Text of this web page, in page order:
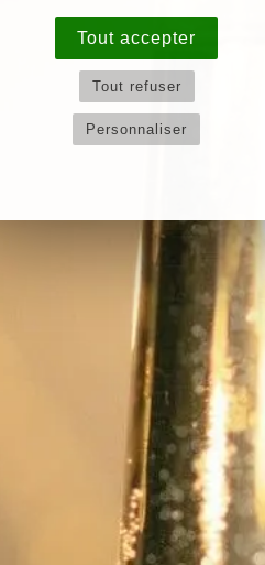
Tout accepter
Tout refuser
Personnaliser